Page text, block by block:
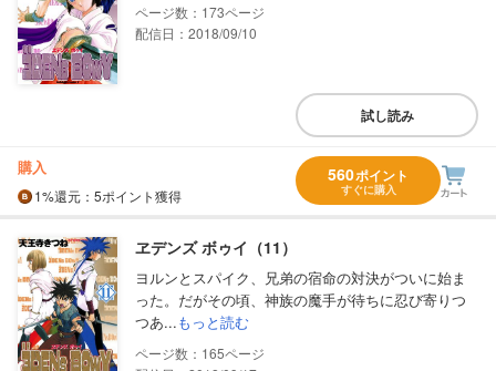
173
配信日：2018/09/10
試し読み
購入
1%還元 ：5ポイント獲得
560ポイント
すぐに購入
ヱデンズ ボゥイ（11）
ヨルンとスパイク、兄弟の宿命の対決がついに始ま
った。だがその頃、神族の魔手が待ちに忍び寄りつ
つあ...もっと読む
165